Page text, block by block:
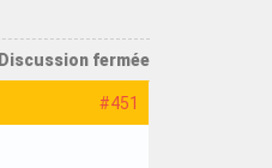
Discussion fermée
#451